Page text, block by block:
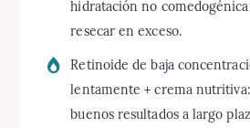
hidratación no
resecar en exceso.
Retinoide de baja
lentamente + crema
buenos resultados a largo